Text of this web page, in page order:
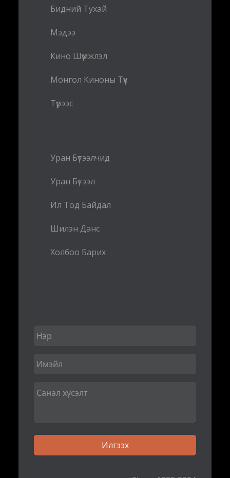
Бидний Тухай
Мэдээ
Кино Шүүмжлэл
Монгол Киноны Түүх
Түрээс
Уран Бүтээлчид
Уран Бүтээл
Ил Тод Байдал
Шилэн Данс
Холбоо Барих